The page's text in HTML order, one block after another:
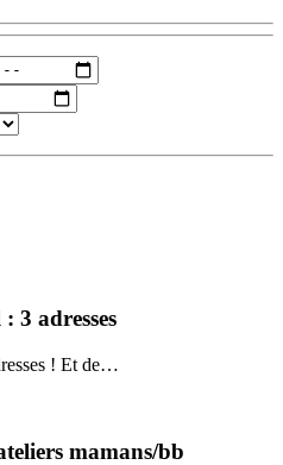
3 adresses
! Et de…
mamans/bb